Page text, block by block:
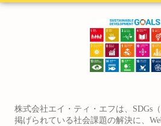
株式会社エイ・ティ・エフは、SDGs
掲げられている社会課題の解決に、